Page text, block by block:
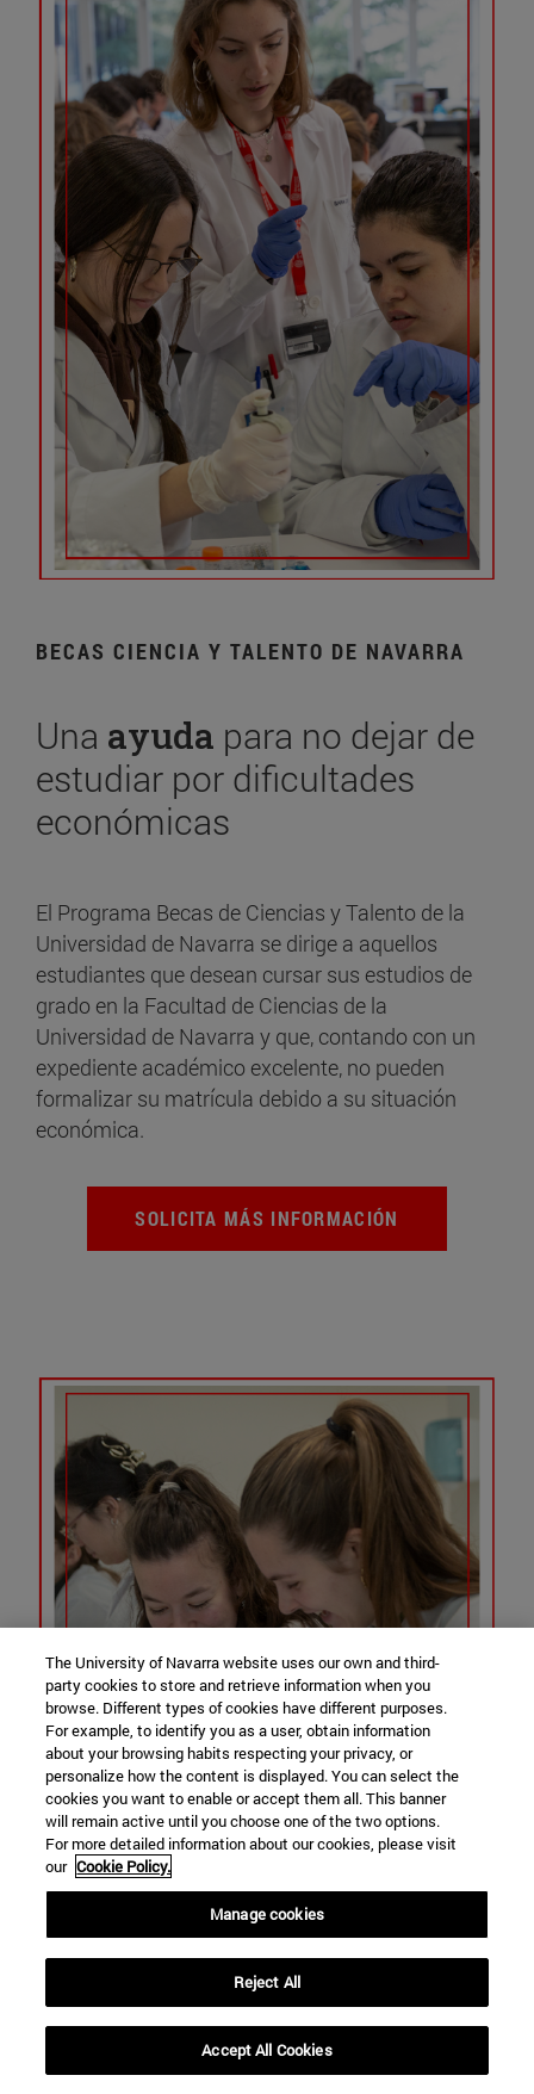
BECAS CIENCIA Y TALENTO DE NAVARRA
Una ayuda para no dejar de
estudiar por dificultades
económicas
El Programa Becas de Ciencias y Talento de la
Universidad de Navarra se dirige a aquellos
estudiantes que desean cursar sus estudios de
grado en la Facultad de Ciencias de la
Universidad de Navarra y que, contando con un
expediente académico excelente, no pueden
formalizar su matrícula debido a su situación
económica.
SOLICITA MÁS INFORMACIÓN
SOLICITAR INFORMACION
The University of Navarra website uses our own and third-
party cookies to store and retrieve information when you
browse. Different types of cookies have different purposes.
For example, to identify you as a user, obtain information
about your browsing habits respecting your privacy, or
personalize how the content is displayed. You can select the
cookies you want to enable or accept them all. This banner
will remain active until you choose one of the two options.
For more detailed information about our cookies, please visit
our Cookie Policy.
Manage cookies
Reject All
Accept All Cookies